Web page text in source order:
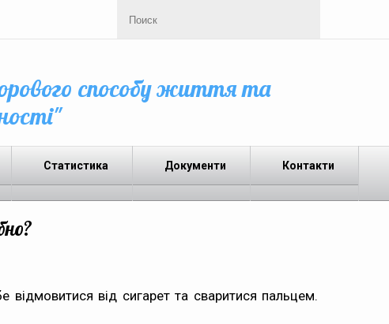
способу життя та
Статистика Документи Контакти
від сигарет та сваритися пальцем.